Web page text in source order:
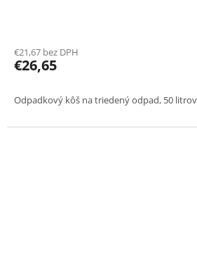
€21,67 bez DPH
€26,65
Odpadkový kôš na triedený odpad, 50